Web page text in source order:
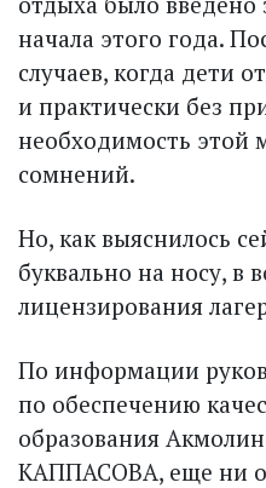
начала этого года.
случаев, когда дети
и практически без
необходимость этой
сомнений.
Но, как выяснилось
буквально на носу, в
лицензирования
По информации
по обеспечению
образования
КАППАСОВА, еще ни